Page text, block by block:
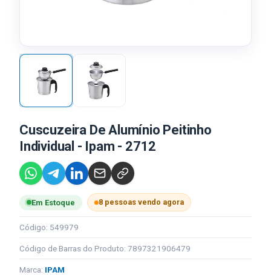
Cuscuzeira De Alumínio Peitinho
Individual - Ipam - 2712
Em Estoque 8 pessoas vendo agora
Código: 549979
Código de Barras do Produto: 7897321906479
Marca: IPAM